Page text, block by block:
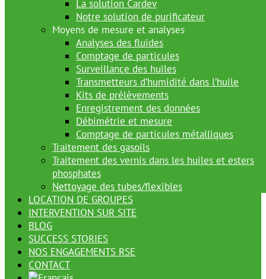
La solution Cardev
Notre solution de purificateur
Moyens de mesure et analyses
Analyses des fluides
Comptage de particules
Surveillance des huiles
Transmetteurs d’humidité dans l’huile
Kits de prélèvements
Enregistrement des données
Débimétrie et mesure
Comptage de particules métalliques
Traitement des gasoils
Traitement des vernis dans les huiles et esters
phosphates
Nettoyage des tubes/flexibles
LOCATION DE GROUPES
INTERVENTION SUR SITE
BLOG
SUCCESS STORIES
NOS ENGAGEMENTS RSE
CONTACT